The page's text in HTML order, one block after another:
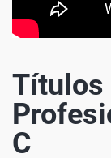
Títulos
C